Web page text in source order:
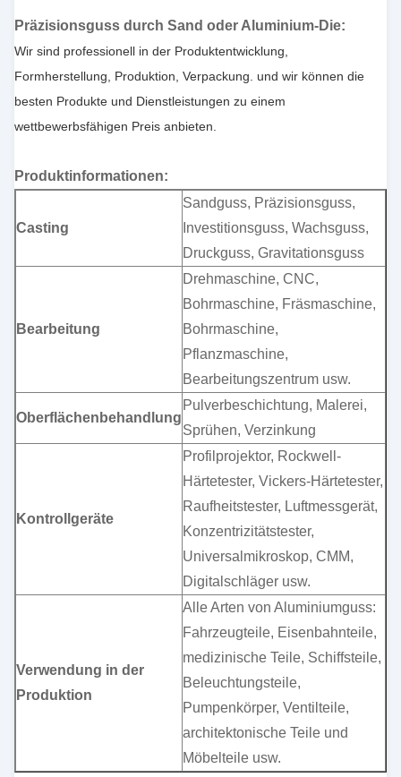
Präzisionsguss durch Sand oder Aluminium-Die:
Wir sind professionell in der Produktentwicklung,
Formherstellung, Produktion, Verpackung. und wir können die
besten Produkte und Dienstleistungen zu einem
wettbewerbsfähigen Preis anbieten.
Produktinformationen:
Casting
Sandguss, Präzisionsguss,
Investitionsguss, Wachsguss,
Druckguss, Gravitationsguss
Bearbeitung
Drehmaschine, CNC,
Bohrmaschine, Fräsmaschine,
Bohrmaschine,
Pflanzmaschine,
Bearbeitungszentrum usw.
Oberflächenbehandlung
Pulverbeschichtung, Malerei,
Sprühen, Verzinkung
Kontrollgeräte
Profilprojektor, Rockwell-
Härtetester, Vickers-Härtetester,
Raufheitstester, Luftmessgerät,
Konzentrizitätstester,
Universalmikroskop, CMM,
Digitalschläger usw.
Verwendung in der
Produktion
Alle Arten von Aluminiumguss:
Fahrzeugteile, Eisenbahnteile,
medizinische Teile, Schiffsteile,
Beleuchtungsteile,
Pumpenkörper, Ventilteile,
architektonische Teile und
Möbelteile usw.